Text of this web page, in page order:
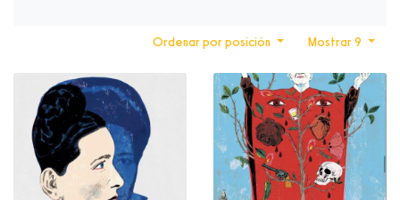
Mostrar 9
Ordenar por posición